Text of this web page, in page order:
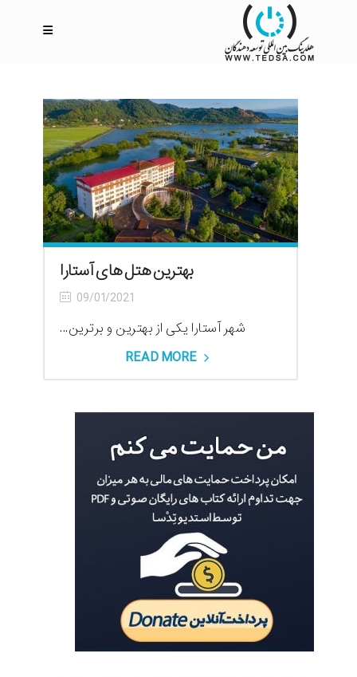
بهترین هتل های آستارا
09/01/2021
شهر آستارا یکی از بهترین و برترین...
READ MORE